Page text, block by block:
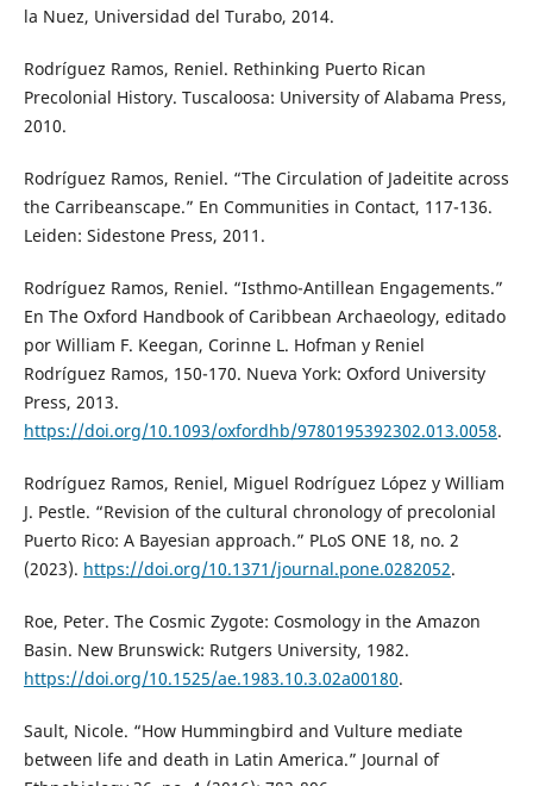
la Nuez, Universidad del Turabo, 2014.
Rodríguez Ramos, Reniel. Rethinking Puerto Rican
Precolonial History. Tuscaloosa: University of Alabama Press,
2010.
Rodríguez Ramos, Reniel. “The Circulation of Jadeitite across
the Carribeanscape.” En Communities in Contact, 117-136.
Leiden: Sidestone Press, 2011.
Rodríguez Ramos, Reniel. “Isthmo-Antillean Engagements.”
En The Oxford Handbook of Caribbean Archaeology, editado
por William F. Keegan, Corinne L. Hofman y Reniel
Rodríguez Ramos, 150-170. Nueva York: Oxford University
Press, 2013.
https://doi.org/10.1093/oxfordhb/9780195392302.013.0058.
Rodríguez Ramos, Reniel, Miguel Rodríguez López y William
J. Pestle. “Revision of the cultural chronology of precolonial
Puerto Rico: A Bayesian approach.” PLoS ONE 18, no. 2
(2023). https://doi.org/10.1371/journal.pone.0282052.
Roe, Peter. The Cosmic Zygote: Cosmology in the Amazon
Basin. New Brunswick: Rutgers University, 1982.
https://doi.org/10.1525/ae.1983.10.3.02a00180.
Sault, Nicole. “How Hummingbird and Vulture mediate
between life and death in Latin America.” Journal of